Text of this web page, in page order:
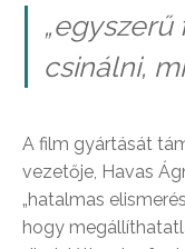
csinálni,
A film gyártását
vezetője, Havas
„hatalmas
hogy